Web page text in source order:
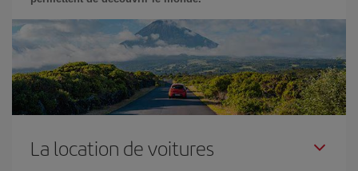
La location de voitures